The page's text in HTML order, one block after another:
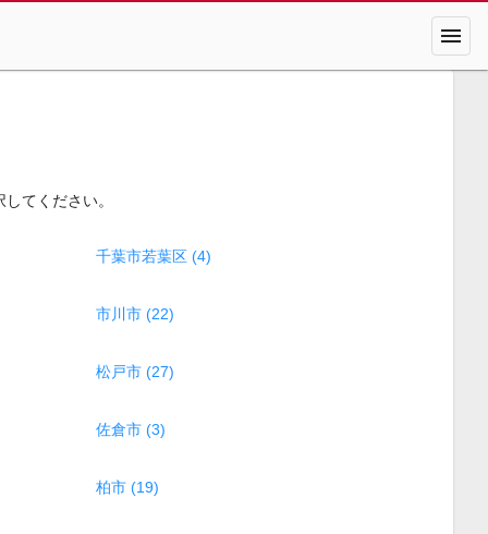
menu
てください。
千葉市若葉区 (4)
市川市 (22)
松戸市 (27)
佐倉市 (3)
柏市 (19)